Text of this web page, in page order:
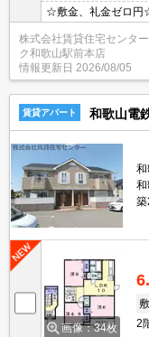
☆敷金、礼金ゼロ円
は、賃貸住宅センタ
株式会社賃貸住宅センタ
ク和歌山駅前本店
情報更新日 2026/08/05
賃貸アパート 和歌山電
画像：34枚
敷
2